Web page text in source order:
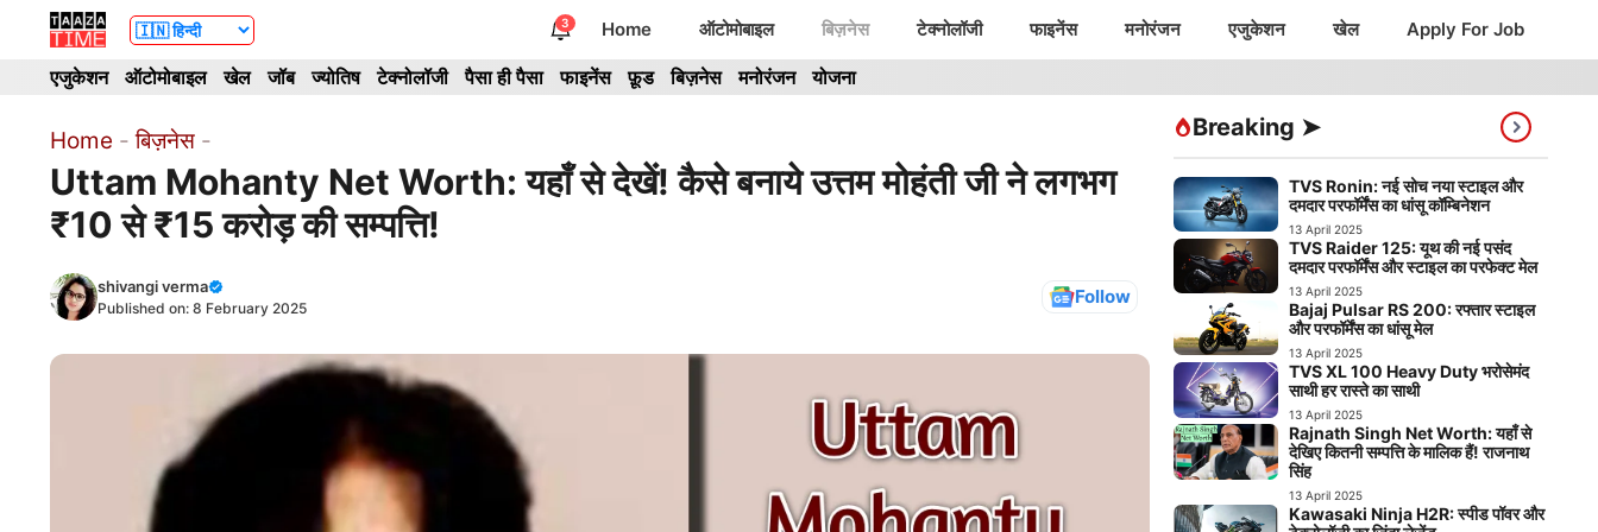
content
3 Home ऑटोमोबाइल बिज़नेस टेक्नोलॉजी फाइनेंस मनोरंजन एजुकेशन खेल Apply For Job
एजुकेशन ऑटोमोबाइल खेल जॉब ज्योतिष टेक्नोलॉजी पैसा ही पैसा फाइनेंस फ़ूड बिज़नेस मनोरंजन योजना
Home -बिज़नेस -
Uttam Mohanty Net Worth: यहाँ से देखें! कैसे बनाये उत्तम मोहंती जी ने लगभग
₹10 से ₹15 करोड़ की सम्पत्ति!
shivangi verma
Published on: 8 February 2025 Follow
Breaking ➤
TVS Ronin: नई सोच नया स्टाइल और
दमदार परफॉर्मेंस का धांसू कॉम्बिनेशन
13 April 2025
TVS Raider 125: यूथ की नई पसंद
दमदार परफॉर्मेंस और स्टाइल का परफेक्ट मेल
13 April 2025
Bajaj Pulsar RS 200: रफ्तार स्टाइल
और परफॉर्मेंस का धांसू मेल
13 April 2025
TVS XL 100 Heavy Duty भरोसेमंद
साथी हर रास्ते का साथी
13 April 2025
Rajnath Singh Net Worth: यहाँ से
देखिए कितनी सम्पत्ति के मालिक हैं! राजनाथ
सिंह
13 April 2025
Kawasaki Ninja H2R: स्पीड पॉवर और